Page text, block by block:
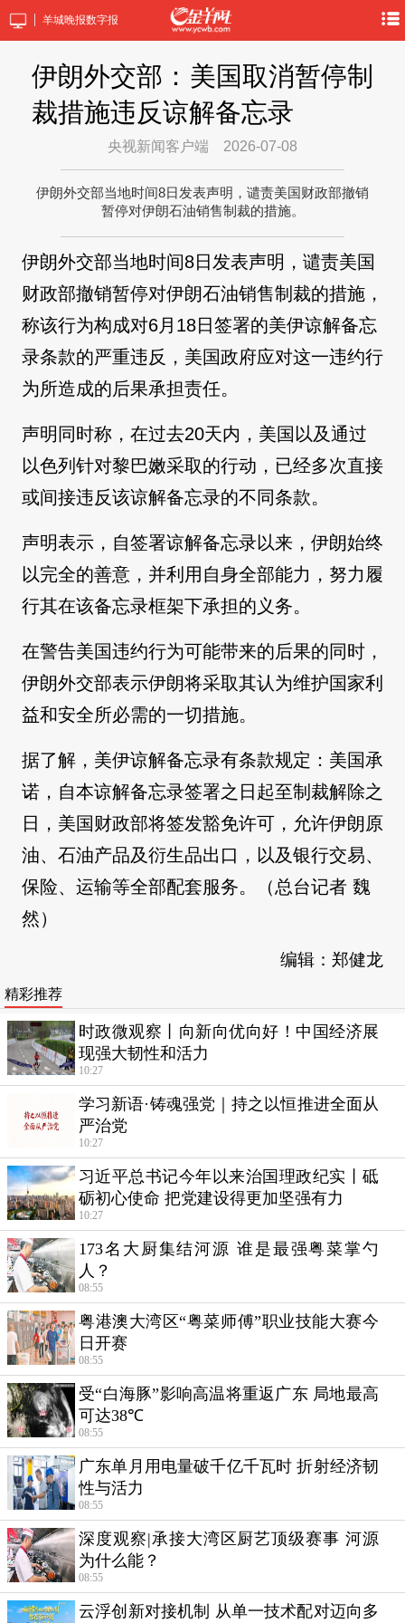
羊城晚报数字报
伊朗外交部：美国取消暂停制
裁措施违反谅解备忘录
央视新闻客户端 2026-07-08
伊朗外交部当地时间8日发表声明，谴责美国财政部撤销
暂停对伊朗石油销售制裁的措施。
伊朗外交部当地时间8日发表声明，谴责美国
财政部撤销暂停对伊朗石油销售制裁的措施，
称该行为构成对6月18日签署的美伊谅解备忘
录条款的严重违反，美国政府应对这一违约行
为所造成的后果承担责任。
声明同时称，在过去20天内，美国以及通过
以色列针对黎巴嫩采取的行动，已经多次直接
或间接违反该谅解备忘录的不同条款。
声明表示，自签署谅解备忘录以来，伊朗始终
以完全的善意，并利用自身全部能力，努力履
行其在该备忘录框架下承担的义务。
在警告美国违约行为可能带来的后果的同时，
伊朗外交部表示伊朗将采取其认为维护国家利
益和安全所必需的一切措施。
据了解，美伊谅解备忘录有条款规定：美国承
诺，自本谅解备忘录签署之日起至制裁解除之
日，美国财政部将签发豁免许可，允许伊朗原
油、石油产品及衍生品出口，以及银行交易、
保险、运输等全部配套服务。（总台记者 魏
然）
编辑：郑健龙
精彩推荐